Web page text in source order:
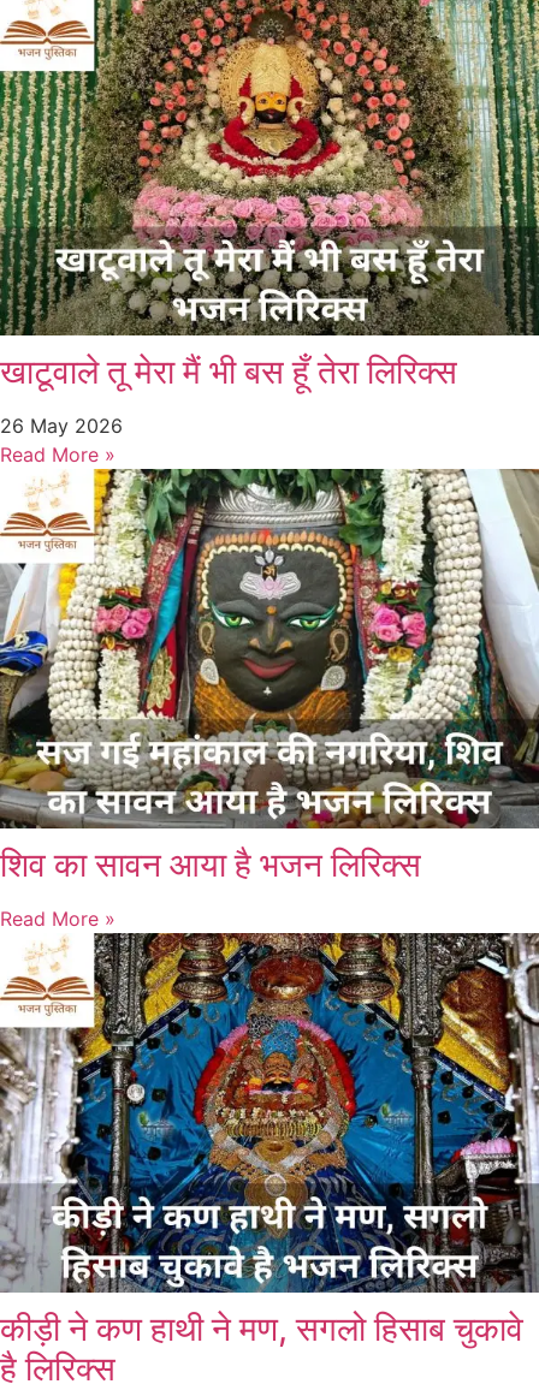
खाटूवाले तू मेरा मैं भी बस हूँ तेरा लिरिक्स
26 May 2026
Read More »
शिव का सावन आया है भजन लिरिक्स
Read More »
कीड़ी ने कण हाथी ने मण, सगलो हिसाब चुकावे
है लिरिक्स